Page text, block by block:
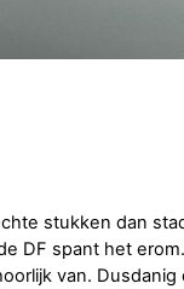
stukken dan
DF spant het
van.